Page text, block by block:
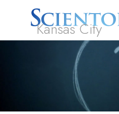
Kansas City
¿Qué es
Scientology?